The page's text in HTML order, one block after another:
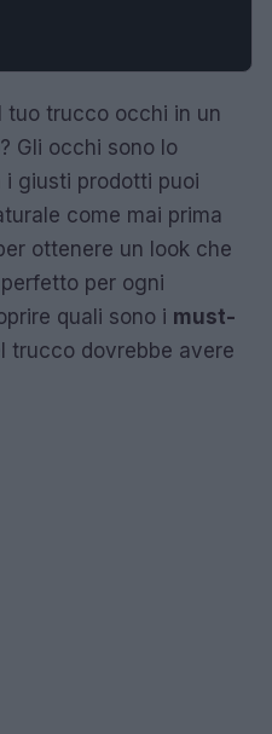
tuo trucco occhi in un
Gli occhi sono lo
i giusti prodotti puoi
come mai prima
ottenere un look che
per ogni
quali sono i must-
trucco dovrebbe avere